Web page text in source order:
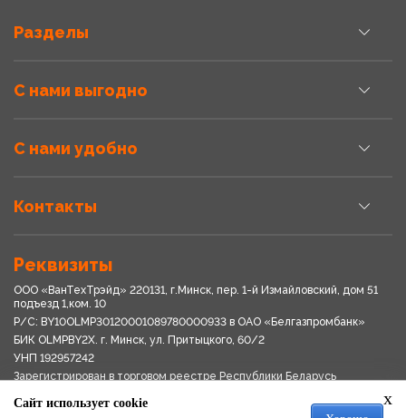
Разделы
С нами выгодно
С нами удобно
Контакты
Реквизиты
ООО «ВанТехТрэйд» 220131, г.Минск, пер. 1-й Измайловский, дом 51
подъезд 1,ком. 10
Р/С: BY10OLMP30120001089780000933 в OАО «Белгазпромбанк»
БИК OLMPBY2X. г. Минск, ул. Притыцкого, 60/2
УНП 192957242
Зарегистрирован в торговом реестре Республики Беларусь
Свидетельство о регистрации № 192957242выдано 18.08.2017
x
Сайт использует cookie